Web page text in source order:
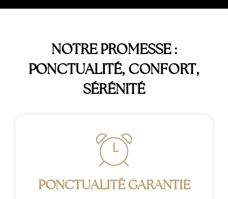
NOTRE PROMESSE :
PONCTUALITÉ, CONFORT,
SÉRÉNITÉ
PONCTUALITÉ GARANTIE